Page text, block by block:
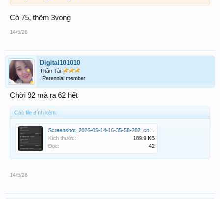
Có 75, thêm 3vong
14/5/26
Digital101010
Thần Tài
Perennial member
Chời 92 mà ra 62 hết
Các file đính kèm:
Kích thước:
189.9 KB
Đọc:
42
14/5/26